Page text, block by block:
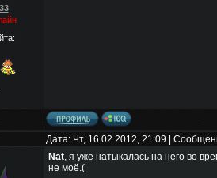
33
Дата: Чт, 16.02.2012, 21:09 |
Nat, я уже натыкалась на него во
не моё.(